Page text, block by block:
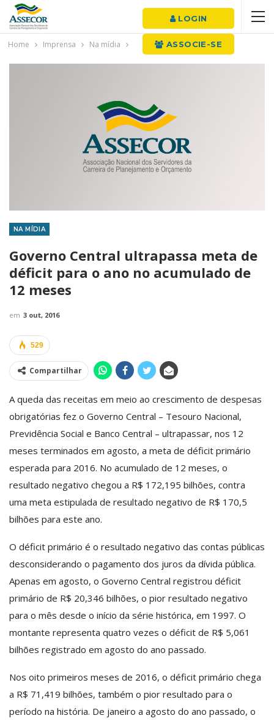
LOGIN
ASSOCIE-SE
Home Imprensa Na mídia
NA MÍDIA
Governo Central ultrapassa meta de
déficit para o ano no acumulado de
12 meses
em 3 out, 2016
529
Compartilhar
A queda das receitas em meio ao crescimento de despesas
obrigatórias fez o Governo Central – Tesouro Nacional,
Previdência Social e Banco Central – ultrapassar, nos 12
meses terminados em agosto, a meta de déficit primário
esperada para 2016. No acumulado de 12 meses, o
resultado negativo chegou a R$ 172,195 bilhões, contra
uma meta estipulada de resultado negativo de R$ 170,5
bilhões para este ano.
O déficit primário é o resultado negativo das contas públicas
desconsiderando o pagamento dos juros da dívida pública.
Apenas em agosto, o Governo Central registrou déficit
primário de R$ 20,346 bilhões, o pior resultado negativo
para o mês desde o início da série histórica, em 1997. O
montante representa quatro vezes o déficit de R$ 5,061
bilhões registrado em agosto do ano passado.
Nos oito primeiros meses de 2016, o déficit primário chega
a R$ 71,419 bilhões, também o pior resultado para o
período na história. De janeiro a agosto do ano passado, o